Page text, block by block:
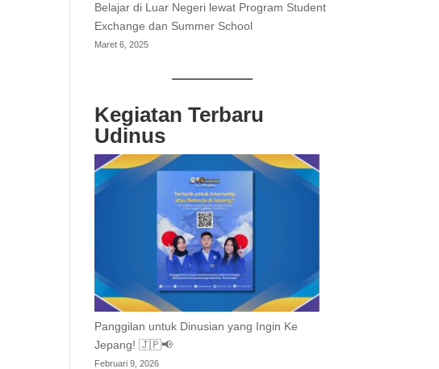
Belajar di Luar Negeri lewat Program Student
Exchange dan Summer School
Maret 6, 2025
Kegiatan Terbaru
Udinus
Panggilan untuk Dinusian yang Ingin Ke
Jepang! 🇯🇵📢
Februari 9, 2026